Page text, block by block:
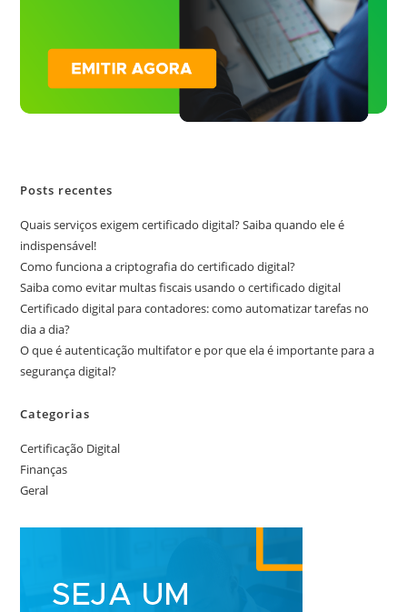
Posts recentes
Quais serviços exigem certificado digital? Saiba quando ele é
indispensável!
Como funciona a criptografia do certificado digital?
Saiba como evitar multas fiscais usando o certificado digital
Certificado digital para contadores: como automatizar tarefas no
dia a dia?
O que é autenticação multifator e por que ela é importante para a
segurança digital?
Categorias
Certificação Digital
Finanças
Geral